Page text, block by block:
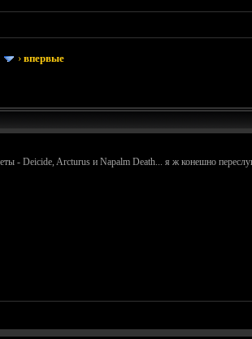
›впервые
- Deicide, Arcturus и Napalm Death... я ж конешно